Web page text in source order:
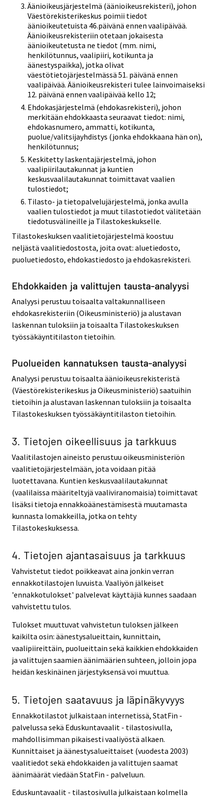
Äänioikeusjärjestelmä (äänioikeusrekisteri), johon
Väestörekisterikeskus poimii tiedot
äänioikeutetuista 46.päivänä ennen vaalipäivää.
Äänioikeusrekisteriin otetaan jokaisesta
äänioikeutetusta ne tiedot (mm. nimi,
henkilötunnus, vaalipiiri, kotikunta ja
äänestyspaikka), jotka olivat
väestötietojärjestelmässä 51. päivänä ennen
vaalipäivää. Äänioikeusrekisteri tulee lainvoimaiseksi
12. päivänä ennen vaalipäivää kello 12;
Ehdokasjärjestelmä (ehdokasrekisteri), johon
merkitään ehdokkaasta seuraavat tiedot: nimi,
ehdokasnumero, ammatti, kotikunta,
puolue/valitsijayhdistys (jonka ehdokkaana hän on),
henkilötunnus;
Keskitetty laskentajärjestelmä, johon
vaalipiirilautakunnat ja kuntien
keskusvaalilautakunnat toimittavat vaalien
tulostiedot;
Tilasto- ja tietopalvelujärjestelmä, jonka avulla
vaalien tulostiedot ja muut tilastotiedot välitetään
tiedotusvälineille ja Tilastokeskukselle.
Tilastokeskuksen vaalitietojärjestelmä koostuu
neljästä vaalitiedostosta, joita ovat: aluetiedosto,
puoluetiedosto, ehdokastiedosto ja ehdokasrekisteri.
Ehdokkaiden ja valittujen tausta-analyysi
Analyysi perustuu toisaalta valtakunnalliseen
ehdokasrekisteriin (Oikeusministeriö) ja alustavan
laskennan tuloksiin ja toisaalta Tilastokeskuksen
työssäkäyntitilaston tietoihin.
Puolueiden kannatuksen tausta-analyysi
Analyysi perustuu toisaalta äänioikeusrekisteristä
(Väestörekisterikeskus ja Oikeusministeriö) saatuihin
tietoihin ja alustavan laskennan tuloksiin ja toisaalta
Tilastokeskuksen työssäkäyntitilaston tietoihin.
3. Tietojen oikeellisuus ja tarkkuus
Vaalitilastojen aineisto perustuu oikeusministeriön
vaalitietojärjestelmään, jota voidaan pitää
luotettavana. Kuntien keskusvaalilautakunnat
(vaalilaissa määriteltyjä vaaliviranomaisia) toimittavat
lisäksi tietoja ennakkoäänestämisestä muutamasta
kunnasta lomakkeilla, jotka on tehty
Tilastokeskuksessa.
4. Tietojen ajantasaisuus ja tarkkuus
Vahvistetut tiedot poikkeavat aina jonkin verran
ennakkotilastojen luvuista. Vaaliyön jälkeiset
'ennakkotulokset' palvelevat käyttäjiä kunnes saadaan
vahvistettu tulos.
Tulokset muuttuvat vahvistetun tuloksen jälkeen
kaikilta osin: äänestysalueittain, kunnittain,
vaalipiireittäin, puolueittain sekä kaikkien ehdokkaiden
ja valittujen saamien äänimäärien suhteen, jolloin jopa
heidän keskinäinen järjestyksensä voi muuttua.
5. Tietojen saatavuus ja läpinäkyvyys
Ennakkotilastot julkaistaan internetissä, StatFin -
palvelussa sekä Eduskuntavaalit - tilastosivulla,
mahdollisimman pikaisesti vaaliyöstä alkaen.
Kunnittaiset ja äänestysalueittaiset (vuodesta 2003)
vaalitiedot sekä ehdokkaiden ja valittujen saamat
äänimäärät viedään StatFin - palveluun.
Eduskuntavaalit - tilastosivulla julkaistaan kolmella